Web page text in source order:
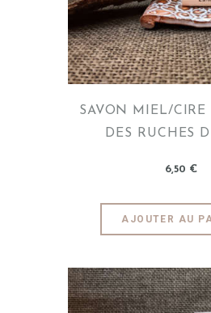
SAVON MIEL/CIRE
DES RUCHES
6,50 €
AJOUTER AU